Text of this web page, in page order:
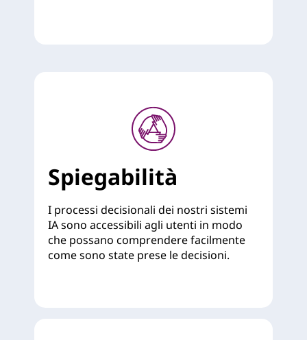
Spiegabilità
I processi decisionali dei nostri sistemi
IA sono accessibili agli utenti in modo
che possano comprendere facilmente
come sono state prese le decisioni.